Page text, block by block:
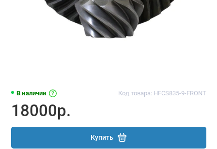
В наличии Код товара: HFCS835-9-FRONT
18000р.
Купить